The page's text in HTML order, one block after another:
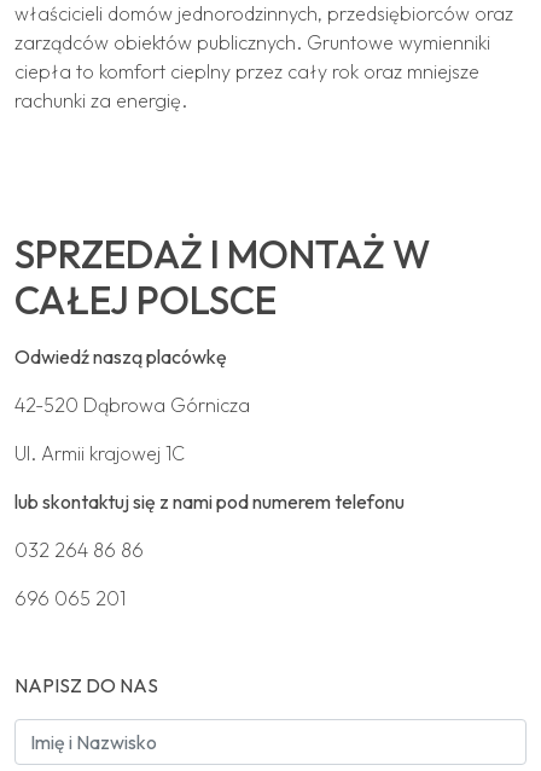
właścicieli domów jednorodzinnych, przedsiębiorców oraz
zarządców obiektów publicznych. Gruntowe wymienniki
ciepła to komfort cieplny przez cały rok oraz mniejsze
rachunki za energię.
SPRZEDAŻ I MONTAŻ W
CAŁEJ POLSCE
Odwiedź naszą placówkę
42-520 Dąbrowa Górnicza
Ul. Armii krajowej 1C
lub skontaktuj się z nami pod numerem telefonu
032 264 86 86
696 065 201
NAPISZ DO NAS